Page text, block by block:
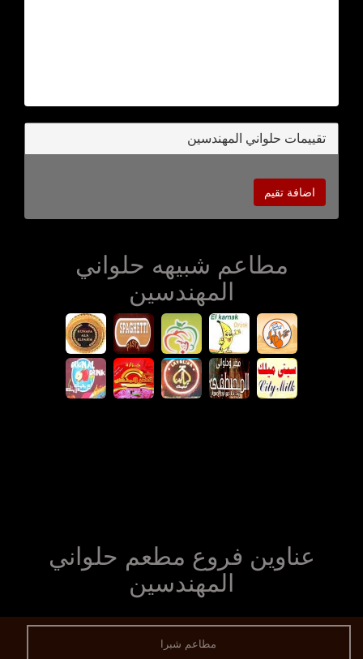
تقييمات حلواني المهندسين
اضافة تقيم
مطاعم شبيهه حلواني
المهندسين
عناوين فروع مطعم حلواني
المهندسين
مطاعم شبرا